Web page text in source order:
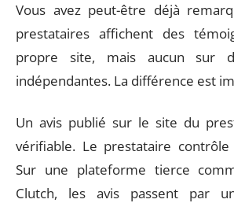
Vous avez peut-être déjà
prestataires affichent des
propre site, mais aucun sur
indépendantes. La différence est
Un avis publié sur le site du
vérifiable. Le prestataire contrôle
Sur une plateforme tierce
Clutch, les avis passent par